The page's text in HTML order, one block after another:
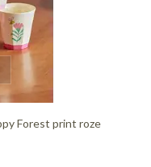
Forest print roze